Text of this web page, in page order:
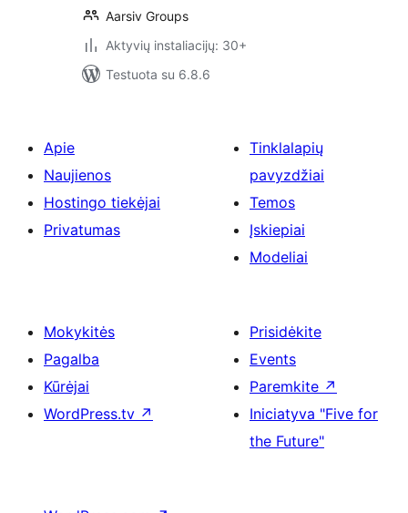
Aarsiv Groups
Aktyvių instaliacijų: 30+
Testuota su 6.8.6
Apie
Naujienos
Hostingo tiekėjai
Privatumas
Tinklalapių
pavyzdžiai
Temos
Įskiepiai
Modeliai
Mokykitės
Pagalba
Kūrėjai
WordPress.tv ↗
Prisidėkite
Events
Paremkite ↗
Iniciatyva "Five for
the Future"